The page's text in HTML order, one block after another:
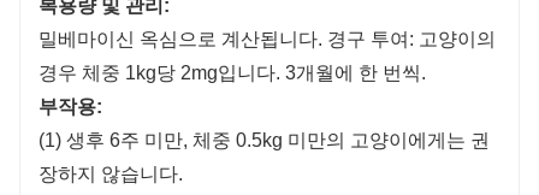
복용량 및 관리:
밀베마이신 옥심으로 계산됩니다. 경구 투여: 고양이의
경우 체중 1kg당 2mg입니다. 3개월에 한 번씩.
부작용:
(1) 생후 6주 미만, 체중 0.5kg 미만의 고양이에게는 권
장하지 않습니다.